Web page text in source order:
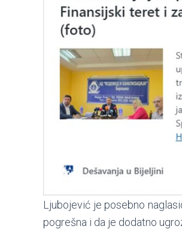
Ljubojević je posebno
pogrešna i da je dodatno